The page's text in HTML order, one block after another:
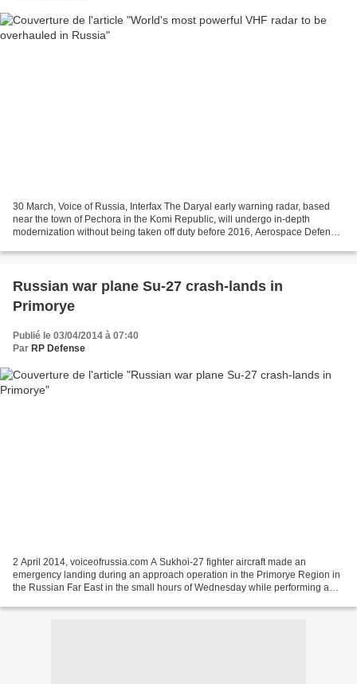
30 March, Voice of Russia, Interfax The Daryal early warning radar, based
near the town of Pechora in the Komi Republic, will undergo in-depth
modernization without being taken off duty before 2016, Aerospace Defense
Russian war plane Su-27 crash-lands in
Primorye
Publié le 03/04/2014 à 07:40
Par RP Defense
2 April 2014, voiceofrussia.com A Sukhoi-27 fighter aircraft made an
emergency landing during an approach operation in the Primorye Region in
the Russian Far East in the small hours of Wednesday while performing a